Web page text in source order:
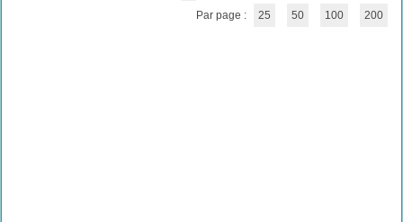
Par page : 25 50 100 200